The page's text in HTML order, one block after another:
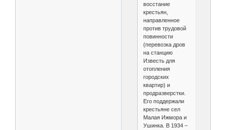
восстание
крестьян,
направленное
против трудовой
повинности
(перевозка дров
на станцию
Известь для
отопления
городских
квартир) и
продразверстки.
Его поддержали
крестьяне сел
Малая Ижмора и
Ушинка. В 1934 –